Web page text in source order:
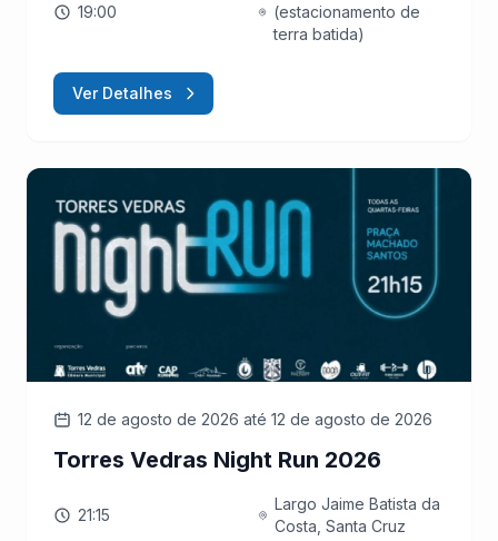
19:00
(estacionamento de
terra batida)
Ver Detalhes
12 de agosto de 2026 até 12 de agosto de 2026
Torres Vedras Night Run 2026
21:15
Largo Jaime Batista da
Costa, Santa Cruz